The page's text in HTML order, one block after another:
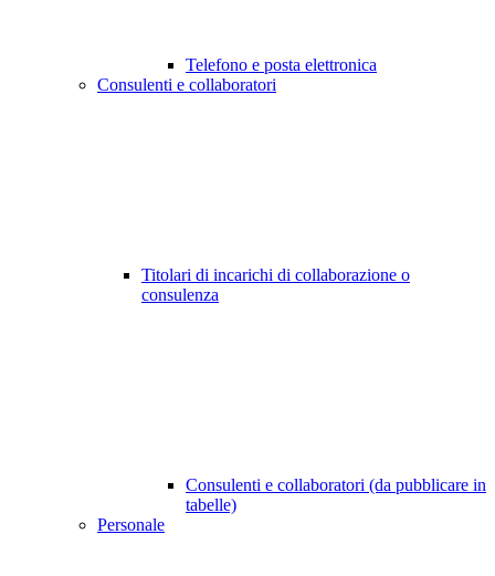
Telefono e posta elettronica
Consulenti e collaboratori
Titolari di incarichi di collaborazione o
consulenza
Consulenti e collaboratori (da pubblicare in
tabelle)
Personale